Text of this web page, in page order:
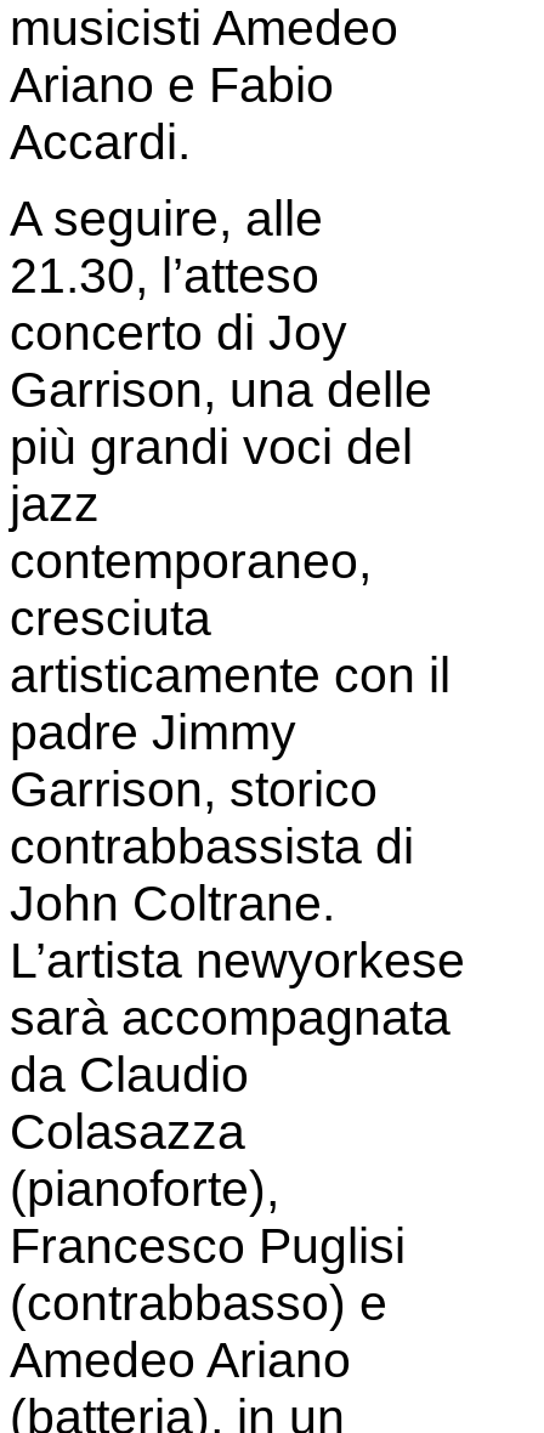
musicisti Amedeo
Ariano e Fabio
Accardi.
A seguire, alle
21.30, l’atteso
concerto di Joy
Garrison, una delle
più grandi voci del
jazz
contemporaneo,
cresciuta
artisticamente con il
padre Jimmy
Garrison, storico
contrabbassista di
John Coltrane.
L’artista newyorkese
sarà accompagnata
da Claudio
Colasazza
(pianoforte),
Francesco Puglisi
(contrabbasso) e
Amedeo Ariano
(batteria), in un